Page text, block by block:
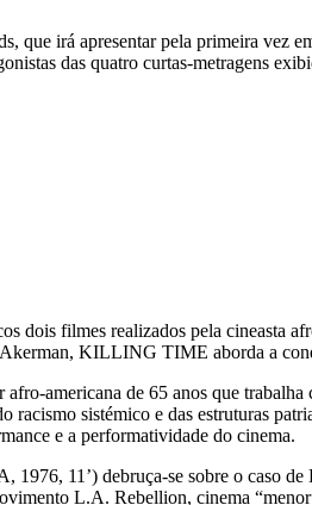
irá apresentar pela primeira vez
das quatro curtas-metragens
dois filmes realizados pela cineasta
KILLING TIME aborda a
americana de 65 anos que
sistémico e das estruturas
e a performatividade do cinema.
11’) debruça-se sobre o caso
L.A. Rebellion, cinema